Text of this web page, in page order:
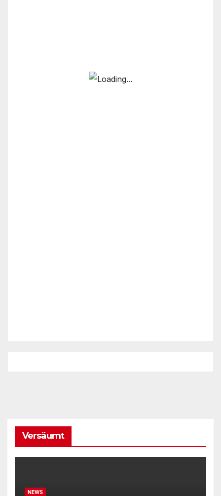
Versäumt
NEWS